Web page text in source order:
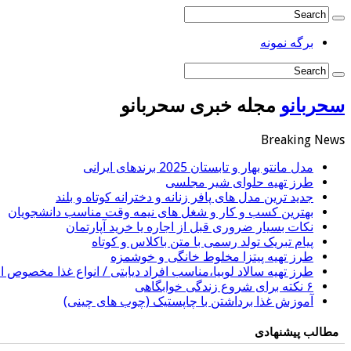
برگه نمونه
سحربانو مجله خبری سحربانو
Breaking News
مدل مانتو بهار و تابستان 2025 برندهای ایرانی
طرز تهیه حلوای شیر مجلسی
جدید ترین مدل های پافر زنانه و دخترانه کوتاه و بلند
بهترین کسب و کار و شغل های نیمه وقت مناسب دانشجویان
نکات بسیار ضروری قبل از اجاره یا خرید آپارتمان
پیام تبریک تولد رسمی با متن باکلاس و کوتاه
طرز تهیه پیتزا مخلوط خانگی و خوشمزه
طرز تهیه سالاد لوبیا،مناسب افراد دیابتی / انواع غذا مخصوص
۶ نکته برای شروع زندگی خوابگاهی
آموزش غذا برداشتن با چاپستیک (چوب های چینی)
مطالب پیشنهادی